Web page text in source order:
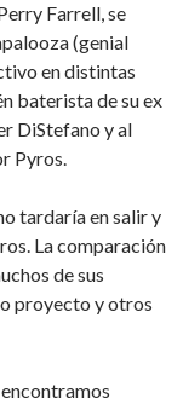
Farrell, se
(genial
en distintas
baterista de su ex
DiStefano y al
Pyros.
tardaría en salir y
La comparación
de sus
proyecto y otros